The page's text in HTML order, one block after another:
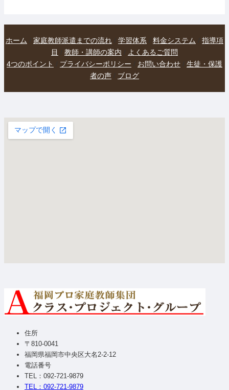
ホーム 家庭教師派遣までの流れ 学習体系 料金システム
指導項
目
教師・講師の案内
よくあるご質問
4つのポイント
プライバシーポリシー お問い合わせ
生徒・保護
者の声
ブログ
大きな地図で見る
住所
〒810-0041
福岡県福岡市中央区大名2-2-12
電話番号
TEL：092-721-9879
TEL：092-721-9879